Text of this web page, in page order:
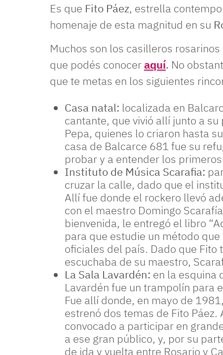
Es que Fito Páez, estrella
homenaje de esta magnitud en su
Muchos son los casilleros
que podés conoceraquí. No
que te metas en los siguientes
Casa natal: localizada en
cantante, que vivió allí junto a
Pepa, quienes lo criaron hasta
casa de Balcarce 681 fue su
probar y a entender los
Instituto de Música Scarafia:
cruzar la calle, dado que el
Allí fue donde el rockero llevó
con el maestro Domingo
bienvenida, le entregó el libro
para que estudie un método
oficiales del país. Dado que Fito
escuchaba de su maestro,
La Sala Lavardén: en la esquina
Lavardén fue un trampolín para
Fue allí donde, en mayo de
estrenó dos temas de Fito
convocado a participar en
a ese gran público, y, por su
de ida y vuelta entre Rosario y